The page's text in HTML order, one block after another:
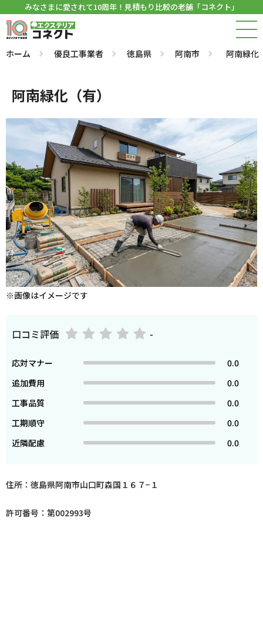
みなさまに愛されて10周年！見積もり比較の老舗「コネクト」
ホーム 優良工事業者 徳島県 阿南市 阿南緑化
阿南緑化（有）
※画像はイメージです
口コミ評価 -
応対マナー
0.0
追加費用
0.0
工事品質
0.0
工期順守
0.0
近隣配慮
0.0
住所：徳島県阿南市山口町森国１６７−１
許可番号：第002993号